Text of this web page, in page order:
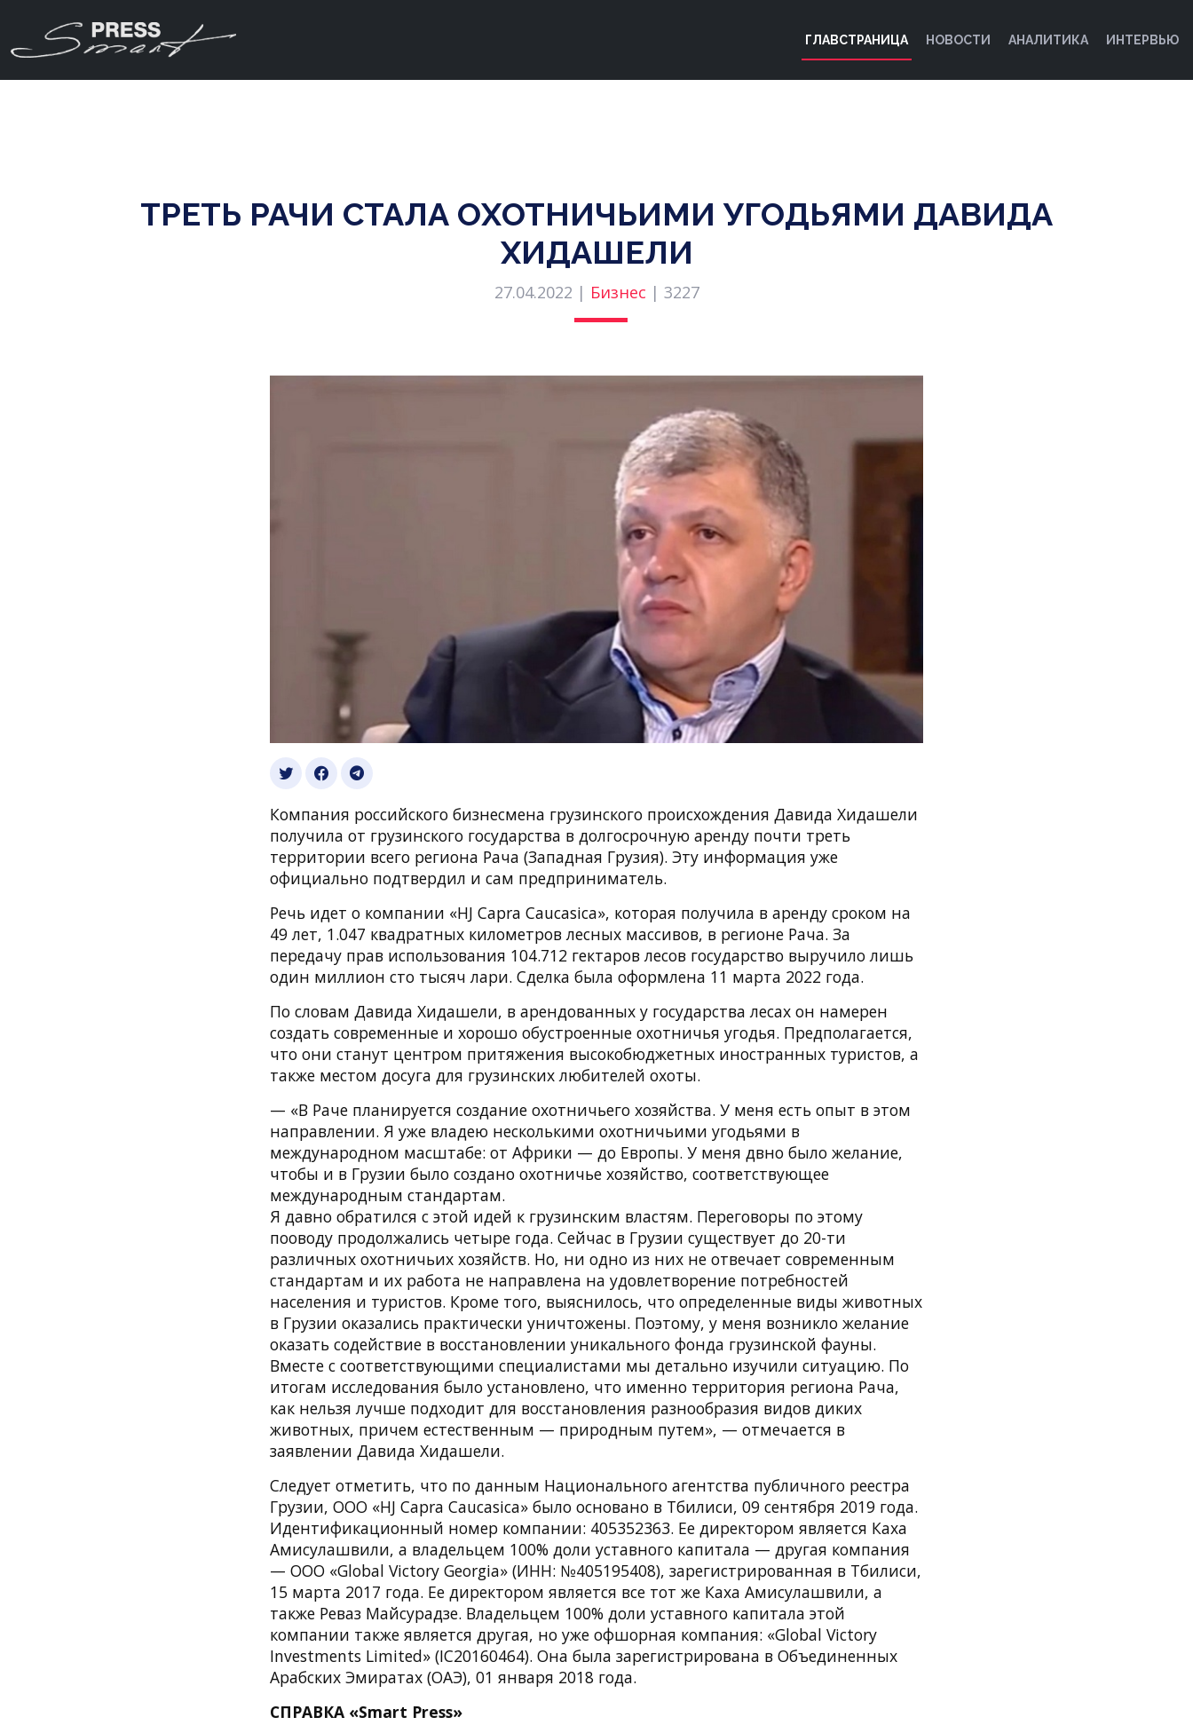
ГЛАВСТРАНИЦА НОВОСТИ АНАЛИТИКА ИНТЕРВЬЮ
ТРЕТЬ РАЧИ СТАЛА ОХОТНИЧЬИМИ УГОДЬЯМИ ДАВИДА
ХИДАШЕЛИ
27.04.2022 | Бизнес | 3227
Компания российского бизнесмена грузинского происхождения Давида Хидашели
получила от грузинского государства в долгосрочную аренду почти треть
территории всего региона Рача (Западная Грузия). Эту информация уже
официально подтвердил и сам предприниматель.
Речь идет о компании «HJ Capra Caucasica», которая получила в аренду сроком на
49 лет, 1.047 квадратных километров лесных массивов, в регионе Рача. За
передачу прав использования 104.712 гектаров лесов государство выручило лишь
один миллион сто тысяч лари. Сделка была оформлена 11 марта 2022 года.
По словам Давида Хидашели, в арендованных у государства лесах он намерен
создать современные и хорошо обустроенные охотничья угодья. Предполагается,
что они станут центром притяжения высокобюджетных иностранных туристов, а
также местом досуга для грузинских любителей охоты.
— «В Раче планируется создание охотничьего хозяйства. У меня есть опыт в этом
направлении. Я уже владею несколькими охотничьими угодьями в
международном масштабе: от Африки — до Европы. У меня двно было желание,
чтобы и в Грузии было создано охотничье хозяйство, соответствующее
международным стандартам.
Я давно обратился с этой идей к грузинским властям. Переговоры по этому
пооводу продолжались четыре года. Сейчас в Грузии существует до 20-ти
различных охотничьих хозяйств. Но, ни одно из них не отвечает современным
стандартам и их работа не направлена на удовлетворение потребностей
населения и туристов. Кроме того, выяснилось, что определенные виды животных
в Грузии оказались практически уничтожены. Поэтому, у меня возникло желание
оказать содействие в восстановлении уникального фонда грузинской фауны.
Вместе с соответствующими специалистами мы детально изучили ситуацию. По
итогам исследования было установлено, что именно территория региона Рача,
как нельзя лучше подходит для восстановления разнообразия видов диких
животных, причем естественным — природным путем», — отмечается в
заявлении Давида Хидашели.
Следует отметить, что по данным Национального агентства публичного реестра
Грузии, ООО «HJ Capra Caucasica» было основано в Тбилиси, 09 сентября 2019 года.
Идентификационный номер компании: 405352363. Ее директором является Каха
Амисулашвили, а владельцем 100% доли уставного капитала — другая компания
— ООО «Global Victory Georgia» (ИНН: №405195408), зарегистрированная в Тбилиси,
15 марта 2017 года. Ее директором является все тот же Каха Амисулашвили, а
также Реваз Майсурадзе. Владельцем 100% доли уставного капитала этой
компании также является другая, но уже офшорная компания: «Global Victory
Investments Limited» (IC20160464). Она была зарегистрирована в Объединенных
Арабских Эмиратах (ОАЭ), 01 января 2018 года.
СПРАВКА «Smart Press»